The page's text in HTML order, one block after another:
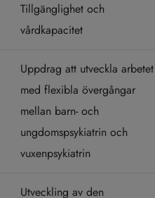
Tillgänglighet och
vårdkapacitet
Uppdrag att utveckla arbetet
med flexibla övergångar
mellan barn- och
ungdomspsykiatrin och
vuxenpsykiatrin
Utveckling av den